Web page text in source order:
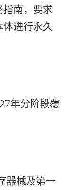
南，要求
进行永久
年分阶段覆
器械及第一